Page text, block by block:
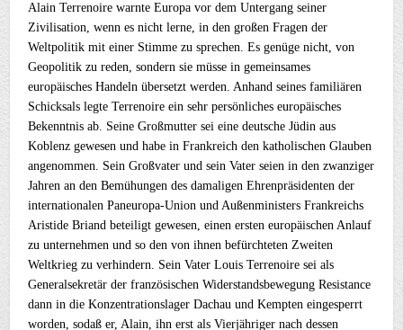
Alain Terrenoire warnte Europa vor dem Untergang seiner
Zivilisation, wenn es nicht lerne, in den großen Fragen der
Weltpolitik mit einer Stimme zu sprechen. Es genüge nicht, von
Geopolitik zu reden, sondern sie müsse in gemeinsames
europäisches Handeln übersetzt werden. Anhand seines familiären
Schicksals legte Terrenoire ein sehr persönliches europäisches
Bekenntnis ab. Seine Großmutter sei eine deutsche Jüdin aus
Koblenz gewesen und habe in Frankreich den katholischen Glauben
angenommen. Sein Großvater und sein Vater seien in den zwanziger
Jahren an den Bemühungen des damaligen Ehrenpräsidenten der
internationalen Paneuropa-Union und Außenministers Frankreichs
Aristide Briand beteiligt gewesen, einen ersten europäischen Anlauf
zu unternehmen und so den von ihnen befürchteten Zweiten
Weltkrieg zu verhindern. Sein Vater Louis Terrenoire sei als
Generalsekretär der französischen Widerstandsbewegung Resistance
dann in die Konzentrationslager Dachau und Kempten eingesperrt
worden, sodaß er, Alain, ihn erst als Vierjähriger nach dessen